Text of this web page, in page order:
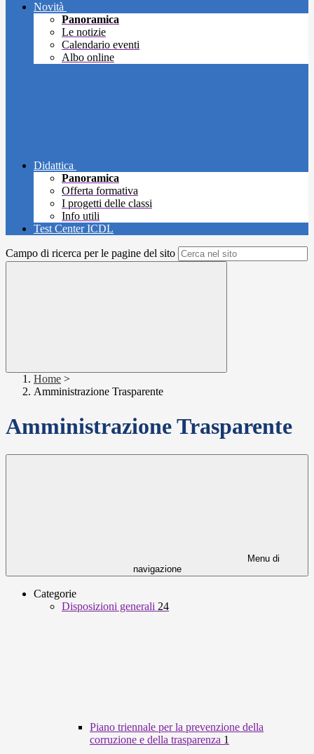
Novità
Panoramica
Le notizie
Calendario eventi
Albo online
Didattica
Panoramica
Offerta formativa
I progetti delle classi
Info utili
Test Center ICDL
Campo di ricerca per le pagine del sito
Home >
Amministrazione Trasparente
Amministrazione Trasparente
Menu di
navigazione
Categorie
Disposizioni generali 24
Piano triennale per la prevenzione della
corruzione e della trasparenza 1